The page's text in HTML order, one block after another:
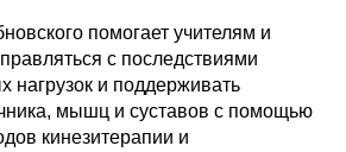
помогает учителям и
с последствиями
нагрузок и поддерживать
мышц и суставов с помощью
кинезитерапии и